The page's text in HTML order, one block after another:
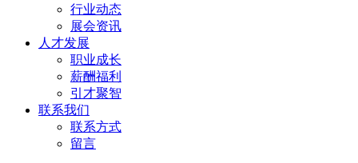
行业动态
展会资讯
人才发展
职业成长
薪酬福利
引才聚智
联系我们
联系方式
留言